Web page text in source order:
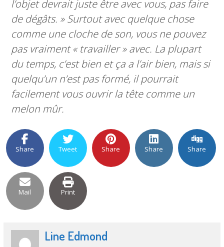
l’objet devrait juste être avec vous, pas faire
de dégâts. » Surtout avec quelque chose
comme une cloche de son, vous ne pouvez
pas vraiment « travailler » avec. La plupart
du temps, c’est bien et ça a l’air bien, mais si
quelqu’un n’est pas formé, il pourrait
facilement vous ouvrir la tête comme un
melon mûr.
Share Tweet Share Share Share
Mail Print
Line Edmond